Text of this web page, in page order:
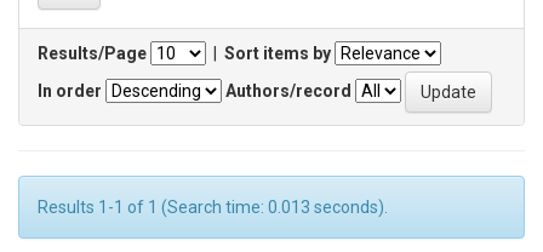
Results/Page
Sort items by
In order
Authors/record
Results 1-1 of 1 (Search time: 0.013 seconds).